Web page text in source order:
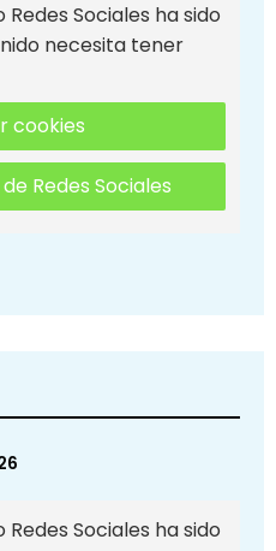
Sociales ha sido
necesita tener
cookies
Redes Sociales
Sociales ha sido